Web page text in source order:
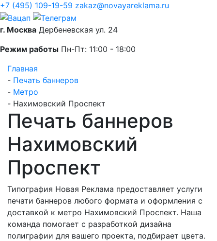
+7 (495) 109-19-59 zakaz@novayareklama.ru
г. Москва Дербеневская ул. 24
Режим работы Пн-Пт: 11:00 - 18:00
Главная
- Печать баннеров
- Метро
- Нахимовский Проспект
Печать баннеров
Нахимовский
Проспект
Типография Новая Реклама предоставляет услуги
печати баннеров любого формата и оформления с
доставкой к метро Нахимовский Проспект. Наша
команда помогает с разработкой дизайна
полиграфии для вашего проекта, подбирает цвета.